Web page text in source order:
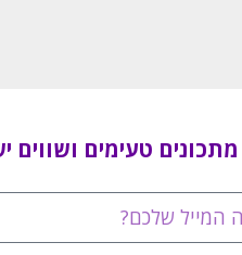
טעימים ושווים